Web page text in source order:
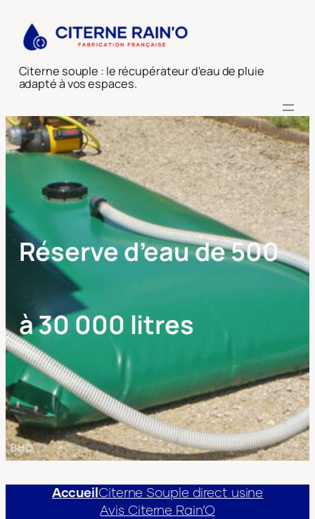
contenu
Citerne souple : le récupérateur d'eau de pluie
adapté à vos espaces.
Réserve d’eau de 500
à 30 000 litres
Accueil Citerne Souple direct usine
Avis Citerne Rain’O